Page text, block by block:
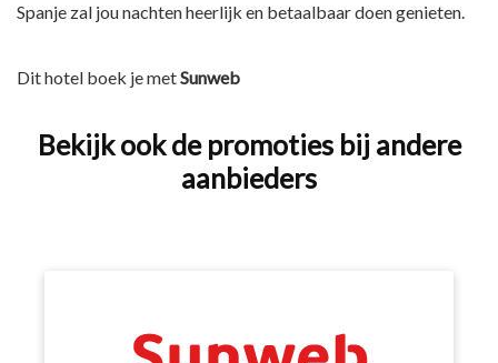
Spanje zal jou nachten heerlijk en betaalbaar doen genieten.
Dit hotel boek je metSunweb
Bekijk ook de promoties bij andere
aanbieders